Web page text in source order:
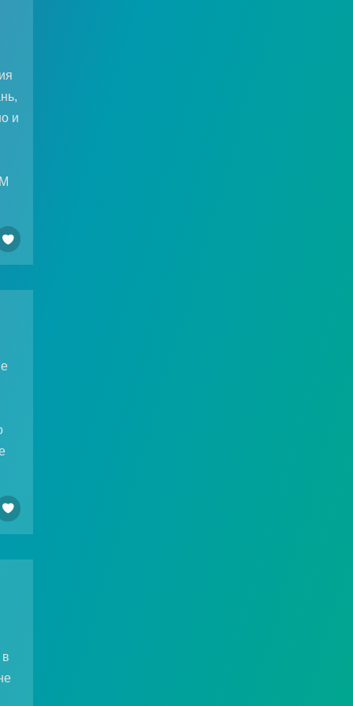
и

